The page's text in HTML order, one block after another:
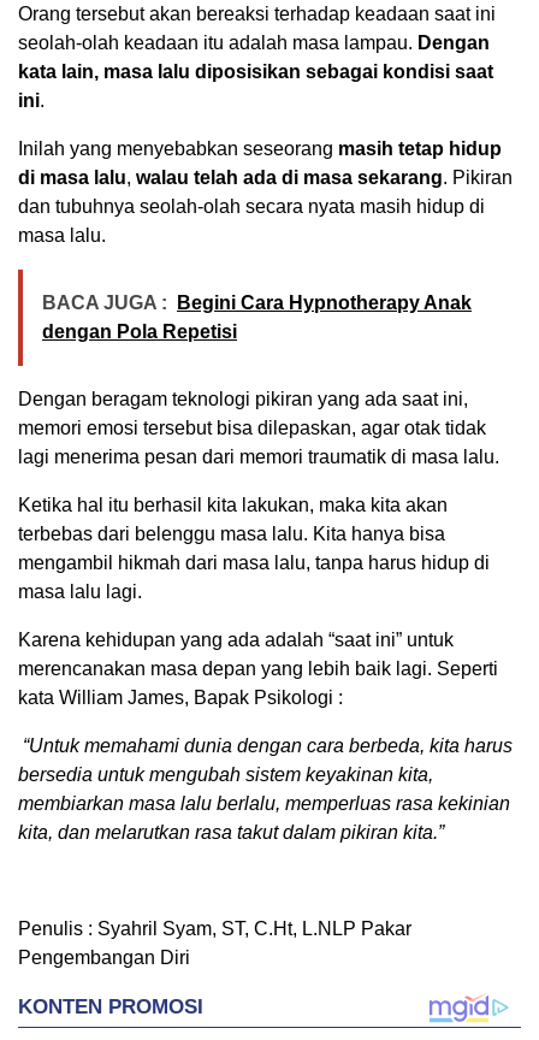
Orang tersebut akan bereaksi terhadap keadaan saat ini
seolah-olah keadaan itu adalah masa lampau. Dengan
kata lain, masa lalu diposisikan sebagai kondisi saat
ini.
Inilah yang menyebabkan seseorang masih tetap hidup
di masa lalu, walau telah ada di masa sekarang. Pikiran
dan tubuhnya seolah-olah secara nyata masih hidup di
masa lalu.
BACA JUGA :
Begini Cara Hypnotherapy Anak
dengan Pola Repetisi
Dengan beragam teknologi pikiran yang ada saat ini,
memori emosi tersebut bisa dilepaskan, agar otak tidak
lagi menerima pesan dari memori traumatik di masa lalu.
Ketika hal itu berhasil kita lakukan, maka kita akan
terbebas dari belenggu masa lalu. Kita hanya bisa
mengambil hikmah dari masa lalu, tanpa harus hidup di
masa lalu lagi.
Karena kehidupan yang ada adalah “saat ini” untuk
merencanakan masa depan yang lebih baik lagi. Seperti
kata William James, Bapak Psikologi :
“Untuk memahami dunia dengan cara berbeda, kita harus
bersedia untuk mengubah sistem keyakinan kita,
membiarkan masa lalu berlalu, memperluas rasa kekinian
kita, dan melarutkan rasa takut dalam pikiran kita.”
Penulis : Syahril Syam, ST, C.Ht, L.NLP Pakar
Pengembangan Diri